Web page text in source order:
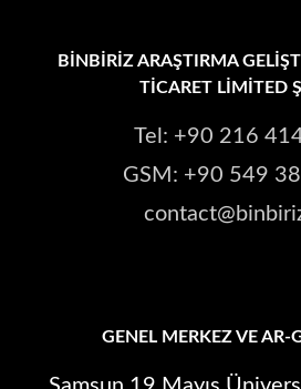
BİNBİRİZ ARAŞTIRMA
TİCARET LİMİTED
Tel: +90 216
GSM: +90 549
GENEL MERKEZ VE AR-